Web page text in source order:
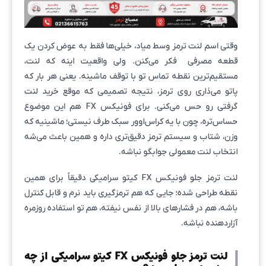
وقتی اسم لنت ترمز وسط میاد، خیلی‌ها فقط به عوض کردن یک
قطعه مصرفی فکر می‌کنن. ولی واقعیت اینه که لنت،
مستقیم‌ترین نقطه تماس تو با توقف ماشینه. یعنی هر بار که
پاتو می‌ذاری روی ترمز، نتیجه تصمیمی که موقع خرید لنت
گرفتی رو حس می‌کنی. برای فونیکس FX هم این موضوع
حساس‌تره، چون با یه کراس‌اوور سبک طرف نیستی؛ ماشینیه که
وزن، شتاب و سیستم ترمز دقیق‌تری داره و همین باعث می‌شه
انتخاب لنت معمولی جوابگو نباشه.
لنت ترمز جلو فونیکس FX کیتو سرامیکی دقیقاً برای همین
نقطه طراحی شده؛ جایی که هم ترمزگیری باید نرم و قابل کنترل
باشه، هم در فشارهای بالا از نفس نیفته، هم تو استفاده روزمره
آزاردهنده نباشه.
لنت ترمز جلو فونیکس FX کیتو سرامیکی از چه